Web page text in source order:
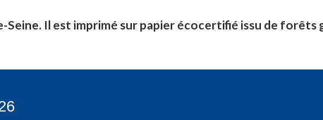
Il est imprimé sur papier écocertifié issu de forêts